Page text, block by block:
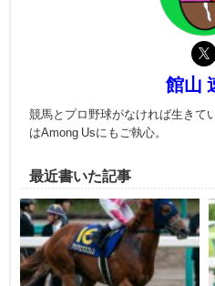
館山
競馬とプロ野球がなければ生きて
はAmong Usにもご執心。
最近書いた記事